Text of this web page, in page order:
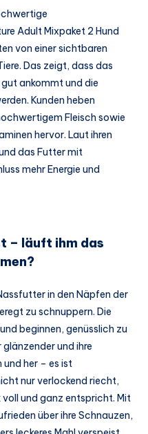
Adult Mixpaket 2 Hund
von einer sichtbaren
Das zeigt, dass das
ankommt und die
Kunden heben
Fleisch sowie
hervor. Laut ihren
das Futter mit
mehr Energie und
– läuft ihm das
in den Näpfen der
zu schnuppern. Die
beginnen, genüsslich zu
glänzender und ihre
her – es ist
nur verlockend riecht,
und ganz entspricht. Mit
über ihre Schnauzen,